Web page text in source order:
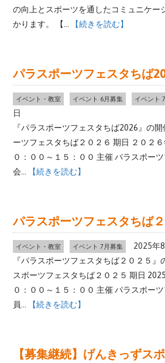
の向上とスポーツを通したコミュニケー
かります。 【...
【続きを読む】
パラスポーツフェスタちば
イベント・教室 イベント 6月募集 イベント
日
『パラスポーツフェスタちば2026』の
ーツフェスタちば２０２６ 期日 ２０２
０：００～１５：００ 主催 パラスポー
会...
【続きを読む】
パラスポーツフェスタちば
イベント・教室 イベント 7月募集
2025年
『パラスポーツフェスタちば２０２５』
スポーツフェスタちば２０２５ 期日
０：００～１５：００ 主催 パラスポー
員...
【続きを読む】
【募集継続】げんきっずス